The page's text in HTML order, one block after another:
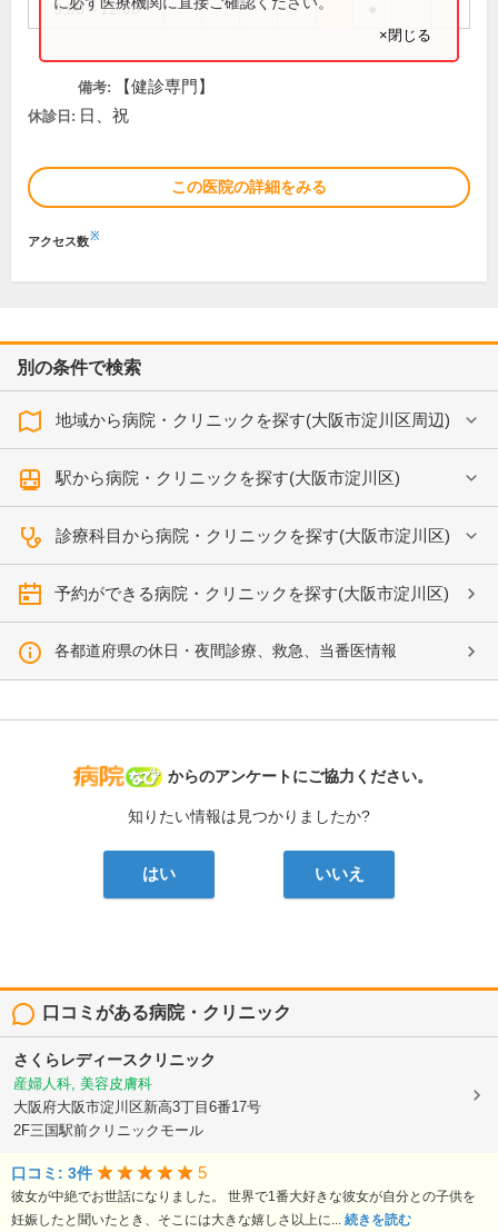
9:00～12:00
×閉じる
備考: 【健診専門】
休診日: 日、祝
この医院の詳細をみる
アクセス数※
別の条件で検索
地域から病院・クリニックを探す(大阪市淀川区周辺)
駅から病院・クリニックを探す(大阪市淀川区)
診療科目から病院・クリニックを探す(大阪市淀川区)
予約ができる病院・クリニックを探す(大阪市淀川区)
各都道府県の休日・夜間診療、救急、当番医情報
病院なび
からのアンケートにご協力ください。
知りたい情報は見つかりましたか?
はい いいえ
口コミがある病院・クリニック
さくらレディースクリニック
産婦人科, 美容皮膚科
大阪府大阪市淀川区新高3丁目6番17号
2F三国駅前クリニックモール
口コミ: 3件 5
彼女が中絶でお世話になりました。 世界で1番大好きな彼女が自分との子供を
妊娠したと聞いたとき、そこには大きな嬉しさ以上に... 続きを読む